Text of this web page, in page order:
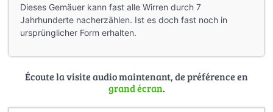
Dieses Gemäuer kann fast alle Wirren durch 7
Jahrhunderte nacherzählen. Ist es doch fast noch in
ursprünglicher Form erhalten.
Écoute la visite audio maintenant, de préférence en
grand écran.